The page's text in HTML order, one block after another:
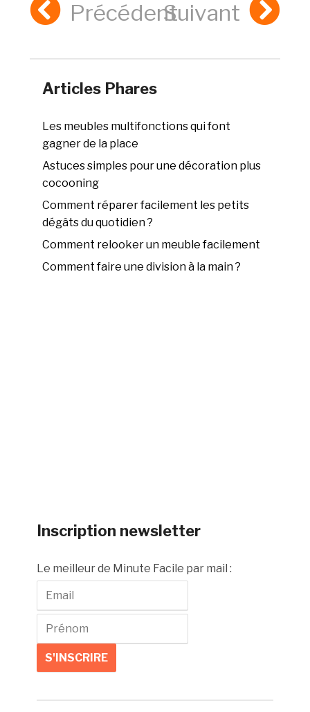
PrécédentSuivant
Articles Phares
Les meubles multifonctions qui font
gagner de la place
Astuces simples pour une décoration plus
cocooning
Comment réparer facilement les petits
dégâts du quotidien ?
Comment relooker un meuble facilement
Comment faire une division à la main ?
Inscription newsletter
Le meilleur de Minute Facile par mail :